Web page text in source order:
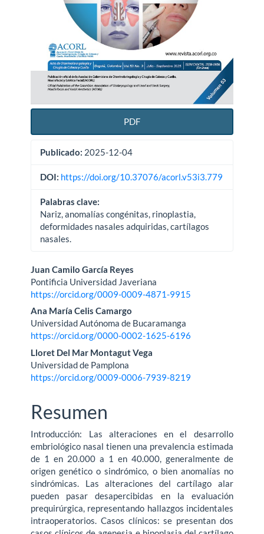
PDF
Publicado: 2025-12-04
DOI: https://doi.org/10.37076/acorl.v53i3.779
Palabras clave:
Nariz, anomalías congénitas, rinoplastia,
deformidades nasales adquiridas, cartílagos
nasales.
Contenido
principal
del
artículo
Juan Camilo García Reyes
Pontificia Universidad Javeriana
https://orcid.org/0009-0009-4871-9915
Ana María Celis Camargo
Universidad Autónoma de Bucaramanga
https://orcid.org/0000-0002-1625-6196
Lloret Del Mar Montagut Vega
Universidad de Pamplona
https://orcid.org/0009-0006-7939-8219
Resumen
Introducción: Las alteraciones en el desarrollo
embriológico nasal tienen una pre­valencia estimada
de 1 en 20.000 a 1 en 40.000, generalmente de
origen genético o sindrómico, o bien anomalías no
sindrómicas. Las alteraciones del cartílago alar
pueden pasar desapercibidas en la evaluación
prequirúrgica, representando hallaz­gos incidentales
intraoperatorios. Casos clínicos: se presentan dos